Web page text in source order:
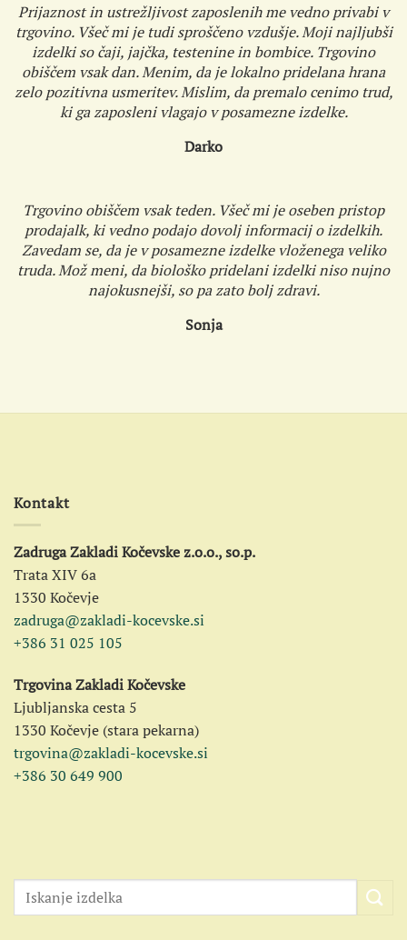
Prijaznost in ustrežljivost zaposlenih me vedno privabi v
trgovino. Všeč mi je tudi sproščeno vzdušje. Moji najljubši
izdelki so čaji, jajčka, testenine in bombice. Trgovino
obiščem vsak dan. Menim, da je lokalno pridelana hrana
zelo pozitivna usmeritev. Mislim, da premalo cenimo trud,
ki ga zaposleni vlagajo v posamezne izdelke.
Darko
Trgovino obiščem vsak teden. Všeč mi je oseben pristop
prodajalk, ki vedno podajo dovolj informacij o izdelkih.
Zavedam se, da je v posamezne izdelke vloženega veliko
truda. Mož meni, da biološko pridelani izdelki niso nujno
najokusnejši, so pa zato bolj zdravi.
Sonja
Kontakt
Zadruga Zakladi Kočevske z.o.o., so.p.
Trata XIV 6a
1330 Kočevje
zadruga@zakladi-kocevske.si
+386 31 025 105
Trgovina Zakladi Kočevske
Ljubljanska cesta 5
1330 Kočevje (stara pekarna)
trgovina@zakladi-kocevske.si
+386 30 649 900